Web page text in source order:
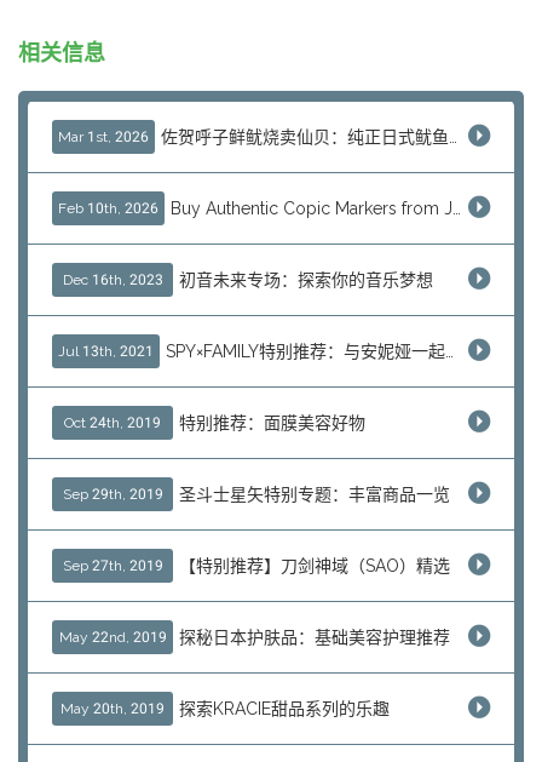
相关信息
Mar 1st, 2026
Feb 10th, 2026
Dec 16th, 2023 初音未来专场：探索你的音乐梦想
Jul 13th, 2021
Oct 24th, 2019 特别推荐：面膜美容好物
Sep 29th, 2019 圣斗士星矢特别专题：丰富商品一览
Sep 27th, 2019 【特别推荐】刀剑神域（SAO）精选
May 22nd, 2019 探秘日本护肤品：基础美容护理推荐
May 20th, 2019 探索KRACIE甜品系列的乐趣